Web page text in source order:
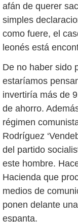
afán de querer
simples
como fuere, el
leonés está
De no haber sido
estaríamos
invertiría más de
de ahorro.
régimen
Rodríguez
del partido
este hombre.
Hacienda que
medios de
ponen delante
espanta.